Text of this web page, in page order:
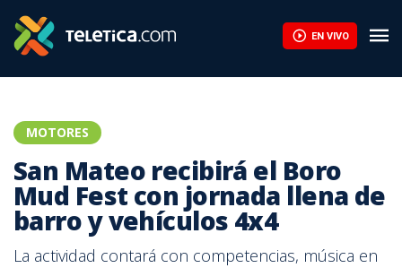
EN VIVO
MOTORES
San Mateo recibirá el Boro
Mud Fest con jornada llena de
barro y vehículos 4x4
La actividad contará con competencias, música en